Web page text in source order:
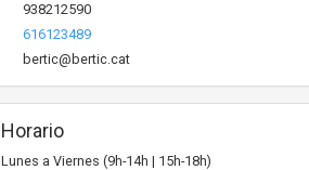
938212590
616123489
bertic@bertic.cat
Horario
Lunes a Viernes (9h-14h | 15h-18h)